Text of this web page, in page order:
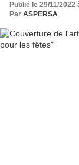
Publié le 29/11/2022
Par ASPERSA